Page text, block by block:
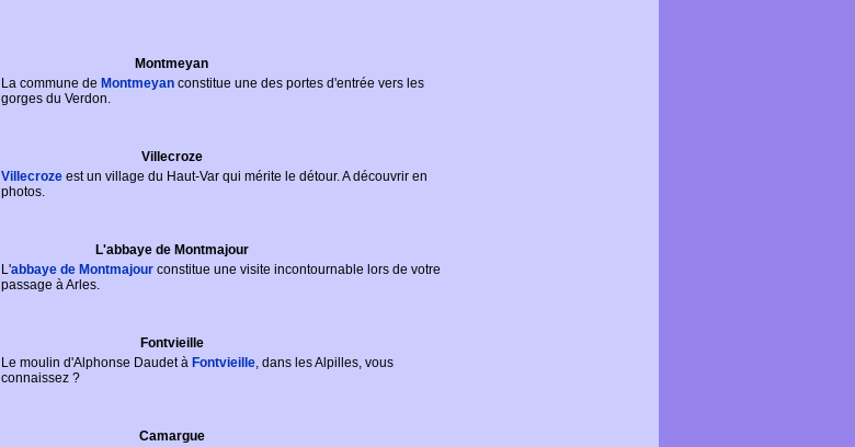
Montmeyan
La commune de Montmeyanconstitue une des portes d'entrée vers les
gorges du Verdon.
Villecroze
Villecrozeest un village du Haut-Var qui mérite le détour. A découvrir en
photos.
L'abbaye de Montmajour
L'abbaye de Montmajourconstitue une visite incontournable lors de votre
passage à Arles.
Fontvieille
Le moulin d'Alphonse Daudet à Fontvieille, dans les Alpilles, vous
connaissez ?
Camargue